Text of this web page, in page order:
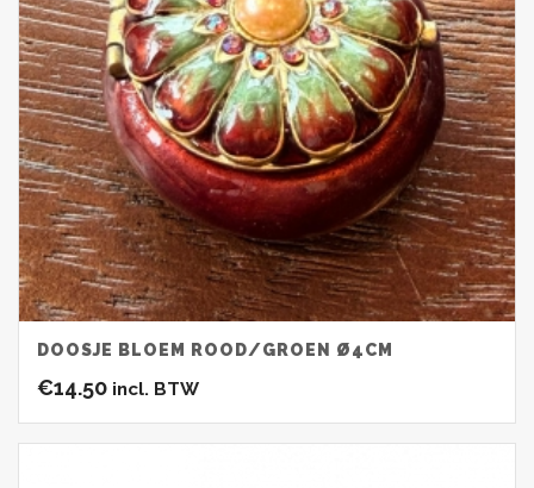
DOOSJE BLOEM ROOD/GROEN Ø4CM
€14.50 incl. BTW